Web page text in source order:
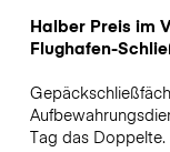
Halber Preis im
Flughafen-
Tag das Doppelte.